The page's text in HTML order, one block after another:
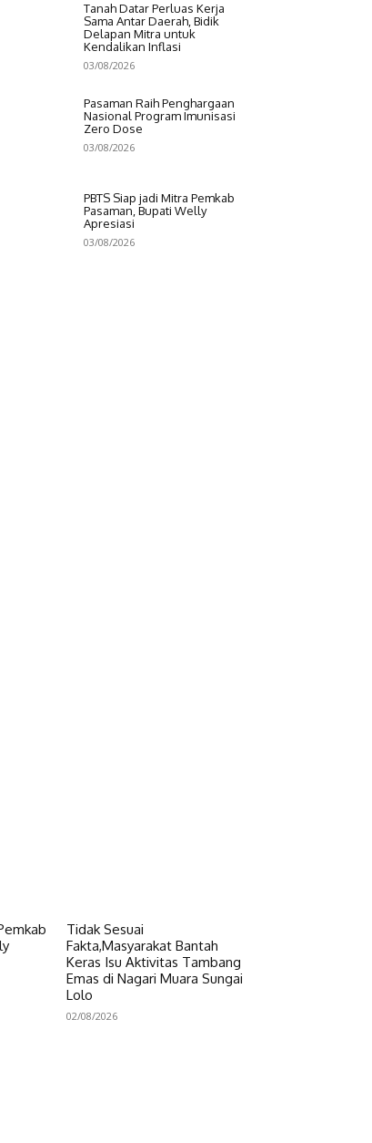
Tanah Datar Perluas Kerja
Sama Antar Daerah, Bidik
Delapan Mitra untuk
Kendalikan Inflasi
03/08/2026
Pasaman Raih Penghargaan
Nasional Program Imunisasi
Zero Dose
03/08/2026
PBTS Siap jadi Mitra Pemkab
Pasaman, Bupati Welly
Apresiasi
03/08/2026
Tidak Sesuai
Fakta,Masyarakat Bantah
Keras Isu Aktivitas Tambang
Emas di Nagari Muara Sungai
Lolo
02/08/2026